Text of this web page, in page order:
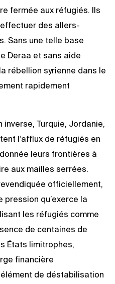
fermée aux réfugiés. Ils
des allers-
Sans une telle base
Deraa et sans aide
rébellion syrienne dans le
rapidement
Turquie, Jordanie,
l’afflux de réfugiés en
leurs frontières à
aux mailles serrées.
officiellement,
qu’exerce la
les réfugiés comme
de centaines de
États limitrophes,
financière
de déstabilisation